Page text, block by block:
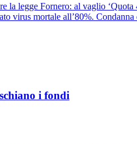
la legge Fornero: al vaglio ‘Quota
virus mortale all’80%.
i fondi